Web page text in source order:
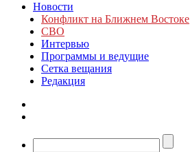
Новости
Конфликт на Ближнем Востоке
СВО
Интервью
Программы и ведущие
Сетка вещания
Редакция